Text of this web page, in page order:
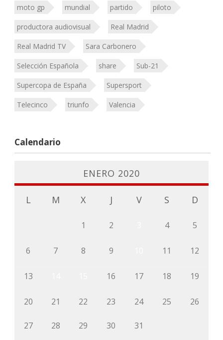
moto gp mundial partido piloto
productora audiovisual Real Madrid
Real Madrid TV Sara Carbonero
Selección Española share Sub-21
Supercopa de España Supersport
Telecinco triunfo Valencia
Calendario
ENERO 2020
L M X J V S D
1 2 4 5
6 7 8 9 11 12
13 16 17 18 19
20 21 22 23 24 25 26
27 28 29 30 31